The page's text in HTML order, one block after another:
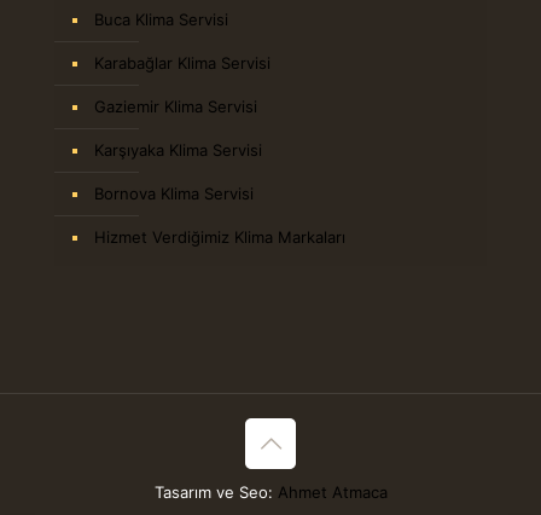
Buca Klima Servisi
Karabağlar Klima Servisi
Gaziemir Klima Servisi
Karşıyaka Klima Servisi
Bornova Klima Servisi
Hizmet Verdiğimiz Klima Markaları
Tasarım ve Seo: Ahmet Atmaca